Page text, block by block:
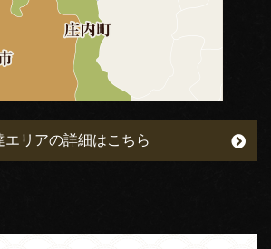
エリアの詳細はこちら